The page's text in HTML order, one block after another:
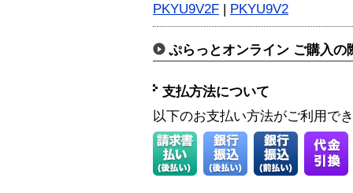
PKYU9V2F | PKYU9V2
ぷらっとオンライン ご購入の
支払方法について
以下のお支払い方法がご利用で